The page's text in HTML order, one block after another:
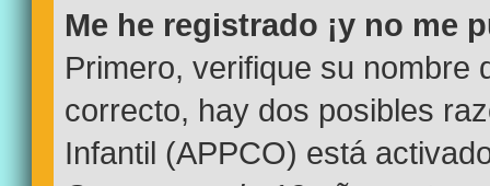
Me he registrado ¡y no me
Primero, verifique su nombre
correcto, hay dos posibles
Infantil (APPCO) está